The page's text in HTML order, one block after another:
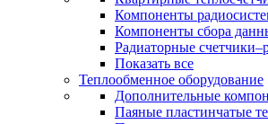
Компоненты
Компоненты сбора
Радиаторные
Показать все
Теплообменное оборудование
Дополнительные
Паяные пластинчатые